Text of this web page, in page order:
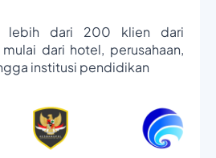
lebih dari 200 klien dari
dari hotel, perusahaan,
institusi pendidikan